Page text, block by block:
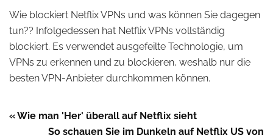
Wie blockiert Netflix VPNs und was können Sie dagegen
tun?? Infolgedessen hat Netflix VPNs vollständig
blockiert. Es verwendet ausgefeilte Technologie, um
VPNs zu erkennen und zu blockieren, weshalb nur die
besten VPN-Anbieter durchkommen können.
« Wie man 'Her' überall auf Netflix sieht
So schauen Sie im Dunkeln auf Netflix US von